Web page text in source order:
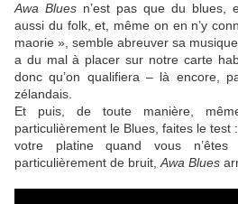
Awa Blues n’est pas que du blues,
aussi du folk, et, même on en n’y
maorie », semble abreuver sa musique
a du mal à placer sur notre carte
donc qu’on qualifiera – là encore,
zélandais.
Et puis, de toute manière,
particulièrement le Blues, faites le test
votre platine quand vous
particulièrement de bruit, Awa Blues